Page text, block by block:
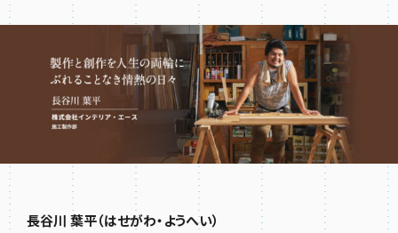
長谷川 葉平（はせがわ・ようへい）